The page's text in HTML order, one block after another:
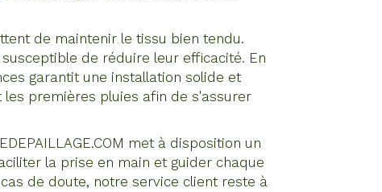
de maintenir le tissu bien tendu.
de réduire leur efficacité. En
garantit une installation solide et
premières pluies afin de s'assurer
met à disposition un
la prise en main et guider chaque
de doute, notre service client reste à